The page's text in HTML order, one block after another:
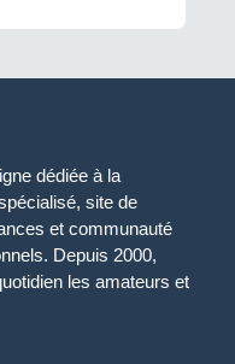
dédiée à la
site de
et communauté
Depuis 2000,
les amateurs et